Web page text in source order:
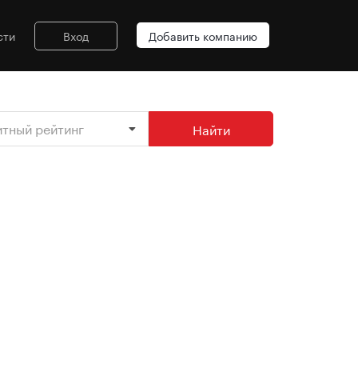
Вход Добавить компанию
рейтинг Найти